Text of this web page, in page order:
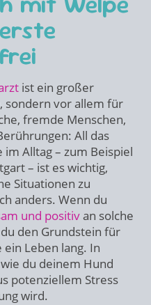
ist ein großer
sondern vor allem für
fremde Menschen,
All das
Alltag – zum Beispiel
– ist es wichtig,
Situationen zu
anders. Wenn du
und positivan solche
den Grundstein für
Leben lang. In
du deinem Hund
potenziellem Stress
wird.